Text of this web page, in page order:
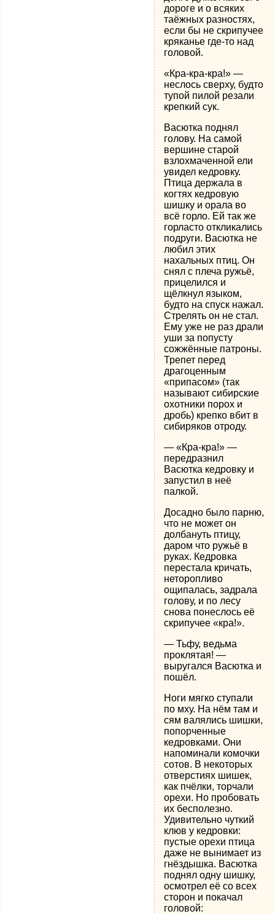
дороге и о всяких
таёжных разностях,
если бы не скрипучее
кряканье где-то над
головой.
«Кра-кра-кра!» —
неслось сверху, будто
тупой пилой резали
крепкий сук.
Васютка поднял
голову. На самой
вершине старой
взлохмаченной ели
увидел кедровку.
Птица держала в
когтях кедровую
шишку и орала во
всё горло. Ей так же
горласто откликались
подруги. Васютка не
любил этих
нахальных птиц. Он
снял с плеча ружьё,
прицелился и
щёлкнул языком,
будто на спуск нажал.
Стрелять он не стал.
Ему уже не раз драли
уши за попусту
сожжённые патроны.
Трепет перед
драгоценным
«припасом» (так
называют сибирские
охотники порох и
дробь) крепко вбит в
сибиряков отроду.
— «Кра-кра!» —
передразнил
Васютка кедровку и
запустил в неё
палкой.
Досадно было парню,
что не может он
долбануть птицу,
даром что ружьё в
руках. Кедровка
перестала кричать,
неторопливо
ощипалась, задрала
голову, и по лесу
снова понеслось её
скрипучее «кра!».
— Тьфу, ведьма
проклятая! —
выругался Васютка и
пошёл.
Ноги мягко ступали
по мху. На нём там и
сям валялись шишки,
попорченные
кедровками. Они
напоминали комочки
сотов. В некоторых
отверстиях шишек,
как пчёлки, торчали
орехи. Но пробовать
их бесполезно.
Удивительно чуткий
клюв у кедровки:
пустые орехи птица
даже не вынимает из
гнёздышка. Васютка
поднял одну шишку,
осмотрел её со всех
сторон и покачал
головой: